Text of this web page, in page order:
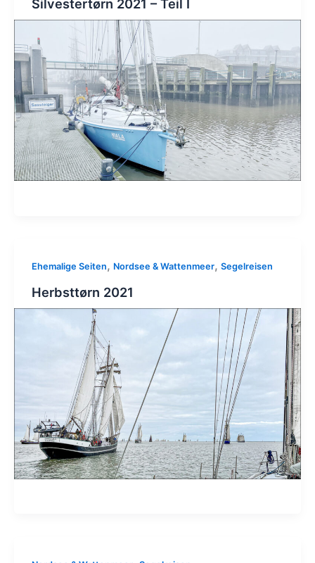
Silvestertørn 2021 – Teil I
Ehemalige Seiten, Nordsee & Wattenmeer, Segelreisen
Herbsttørn 2021